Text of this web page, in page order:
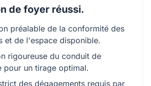
de foyer réussi.
préalable de la conformité des
et de l'espace disponible.
rigoureuse du conduit de
pour un tirage optimal.
des dégagements requis par